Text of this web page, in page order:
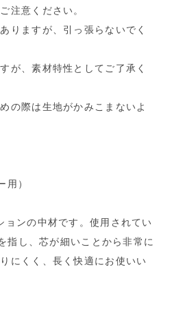
注意ください。
りますが、引っ張らないでく
が、素材特性としてご了承く
の際は生地がかみこまないよ
用）
ョンの中材です。使用されてい
指し、芯が細いことから非常に
にくく、長く快適にお使いい